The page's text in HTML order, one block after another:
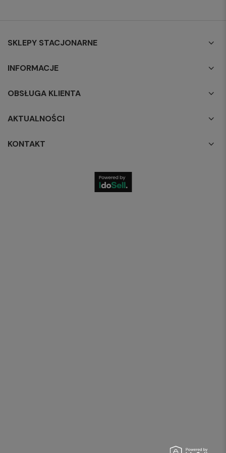
SKLEPY STACJONARNE
INFORMACJE
OBSŁUGA KLIENTA
AKTUALNOŚCI
KONTAKT